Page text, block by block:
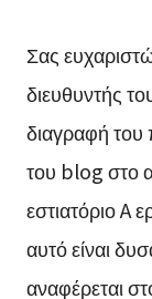
Σας
διευθυντής
διαγραφή
του blog στο
εστιατόριο A
αυτό είναι
αναφέρεται